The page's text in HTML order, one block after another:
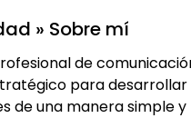
» Sobre mí
de
para
de una manera simple y